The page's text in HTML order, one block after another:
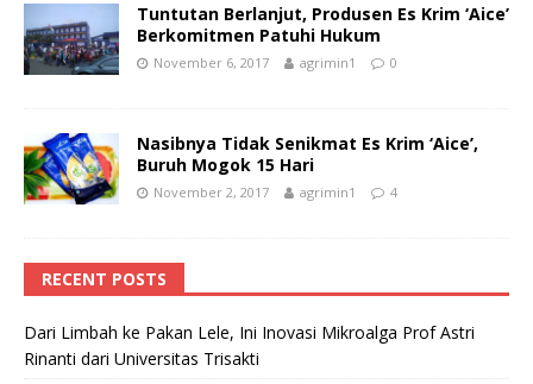
Tuntutan Berlanjut, Produsen Es Krim ‘Aice’
Berkomitmen Patuhi Hukum
November 6, 2017 agrimin1 0
Nasibnya Tidak Senikmat Es Krim ‘Aice’,
Buruh Mogok 15 Hari
November 2, 2017 agrimin1 4
RECENT POSTS
Dari Limbah ke Pakan Lele, Ini Inovasi Mikroalga Prof Astri
Rinanti dari Universitas Trisakti